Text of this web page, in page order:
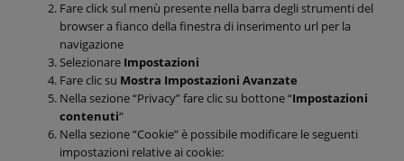
Fare click sul menù presente nella barra degli strumenti del
browser a fianco della finestra di inserimento url per la
navigazione
Selezionare Impostazioni
Fare clic su Mostra Impostazioni Avanzate
Nella sezione “Privacy” fare clic su bottone “Impostazioni
contenuti“
Nella sezione “Cookie” è possibile modificare le seguenti
impostazioni relative ai cookie: